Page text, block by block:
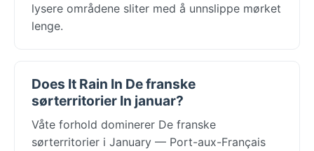
lysere områdene sliter med å unnslippe mørket
lenge.
Does It Rain In De franske
sørterritorier In januar?
Våte forhold dominerer De franske
sørterritorier i January — Port-aux-Français